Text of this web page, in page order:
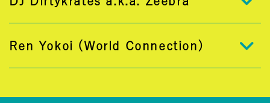
Ren Yokoi (World Connection)